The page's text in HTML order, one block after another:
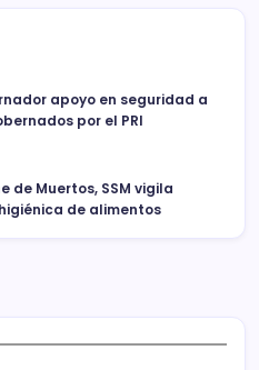
apoyo en seguridad a
por el PRI
de Muertos, SSM vigila
de alimentos